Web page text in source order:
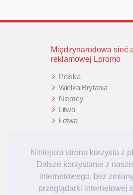
Niniejsza strona korzysta z
Dalsze korzystanie z
internetowego, bez
przeglądarki internetowej
Międzynarodowa sieć
reklamowej Lpromo
Polska
Wielka Brytania
Niemcy
Litwa
Łotwa